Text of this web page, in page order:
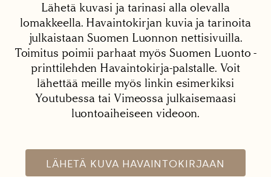
Lähetä kuvasi ja tarinasi alla olevalla
lomakkeella. Havaintokirjan kuvia ja tarinoita
julkaistaan Suomen Luonnon nettisivuilla.
Toimitus poimii parhaat myös Suomen Luonto -
printtilehden Havaintokirja-palstalle. Voit
lähettää meille myös linkin esimerkiksi
Youtubessa tai Vimeossa julkaisemaasi
luontoaiheiseen videoon.
LÄHETÄ KUVA HAVAINTOKIRJAAN